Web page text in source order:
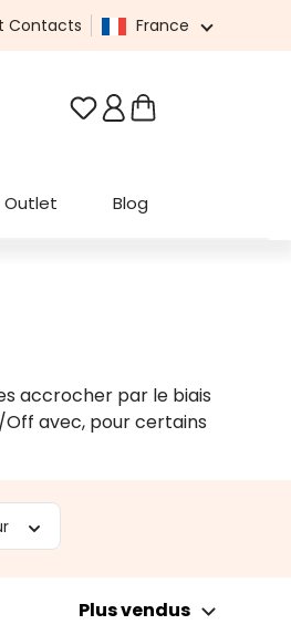
Contacts France
Vous avez 0 articles
Outlet Blog
accrocher par le biais
avec, pour certains
Plus vendus